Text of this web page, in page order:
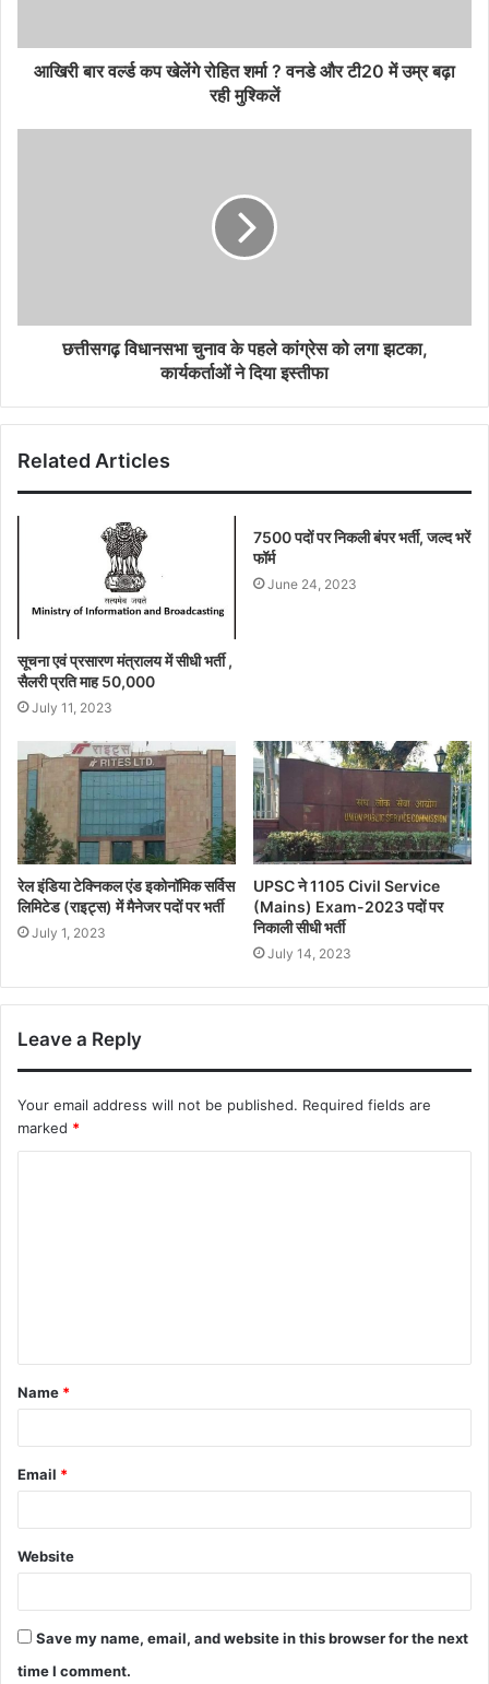
आखिरी बार वर्ल्ड कप खेलेंगे रोहित शर्मा ? वनडे और टी20 में उम्र बढ़ा
रही मुश्किलें
छत्तीसगढ़ विधानसभा चुनाव के पहले कांग्रेस को लगा झटका,
कार्यकर्ताओं ने दिया इस्तीफा
Related Articles
सूचना एवं प्रसारण मंत्रालय में सीधी भर्ती ,
सैलरी प्रति माह 50,000
July 11, 2023
7500 पदों पर निकली बंपर भर्ती, जल्द भरें
फॉर्म
June 24, 2023
रेल इंडिया टेक्निकल एंड इकोनॉमिक सर्विस
लिमिटेड (राइट्स) में मैनेजर पदों पर भर्ती
July 1, 2023
UPSC ने 1105 Civil Service
(Mains) Exam-2023 पदों पर
निकाली सीधी भर्ती
July 14, 2023
Leave a Reply
Your email address will not be published. Required fields are
marked *
t
*
Name *
Email *
Website
Save my name, email, and website in this browser for the next
time I comment.